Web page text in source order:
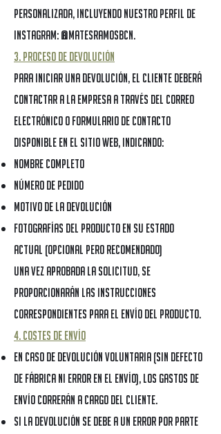
personalizada, incluyendo nuestro perfil de
Instagram:@matesramosbcn.
3. Proceso de devolución
Para iniciar una devolución, el cliente deberá
contactar a la Empresa a través del correo
electrónico o formulario de contacto
disponible en el Sitio Web, indicando:
Nombre completo
Número de pedido
Motivo de la devolución
Fotografías del producto en su estado
actual (opcional pero recomendado)
Una vez aprobada la solicitud, se
proporcionarán las instrucciones
correspondientes para el envío del producto.
4. Costes de envío
En caso de devolución voluntaria (sin defecto
de fábrica ni error en el envío), los gastos de
envío correrán a cargo del cliente.
Si la devolución se debe a un error por parte